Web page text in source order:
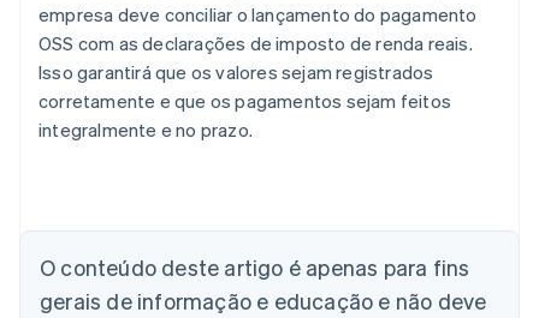
empresa deve conciliar o lançamento do pagamento
OSS com as declarações de imposto de renda reais.
Isso garantirá que os valores sejam registrados
corretamente e que os pagamentos sejam feitos
integralmente e no prazo.
O conteúdo deste artigo é apenas para fins
gerais de informação e educação e não deve
Deutsch English
Austrália